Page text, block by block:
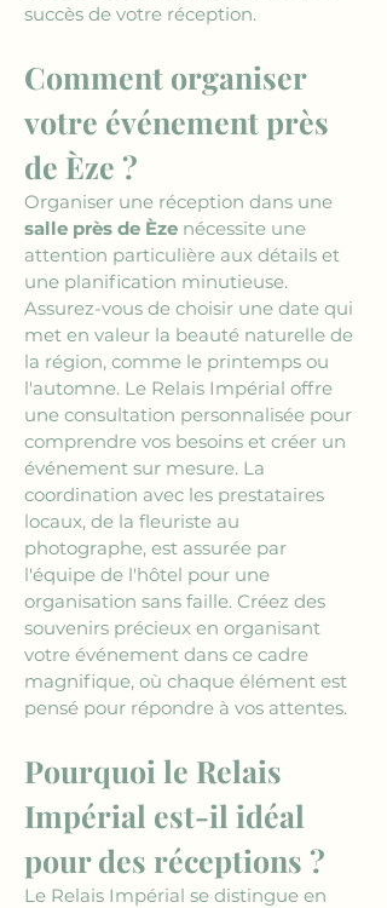
succès de votre réception.
Comment organiser
votre événement près
de Èze ?
Organiser une réception dans une
salle près de Èze nécessite une
attention particulière aux détails et
une planification minutieuse.
Assurez-vous de choisir une date qui
met en valeur la beauté naturelle de
la région, comme le printemps ou
l'automne. Le Relais Impérial offre
une consultation personnalisée pour
comprendre vos besoins et créer un
événement sur mesure. La
coordination avec les prestataires
locaux, de la fleuriste au
photographe, est assurée par
l'équipe de l'hôtel pour une
organisation sans faille. Créez des
souvenirs précieux en organisant
votre événement dans ce cadre
magnifique, où chaque élément est
pensé pour répondre à vos attentes.
Pourquoi le Relais
Impérial est-il idéal
pour des réceptions ?
Le Relais Impérial se distingue en